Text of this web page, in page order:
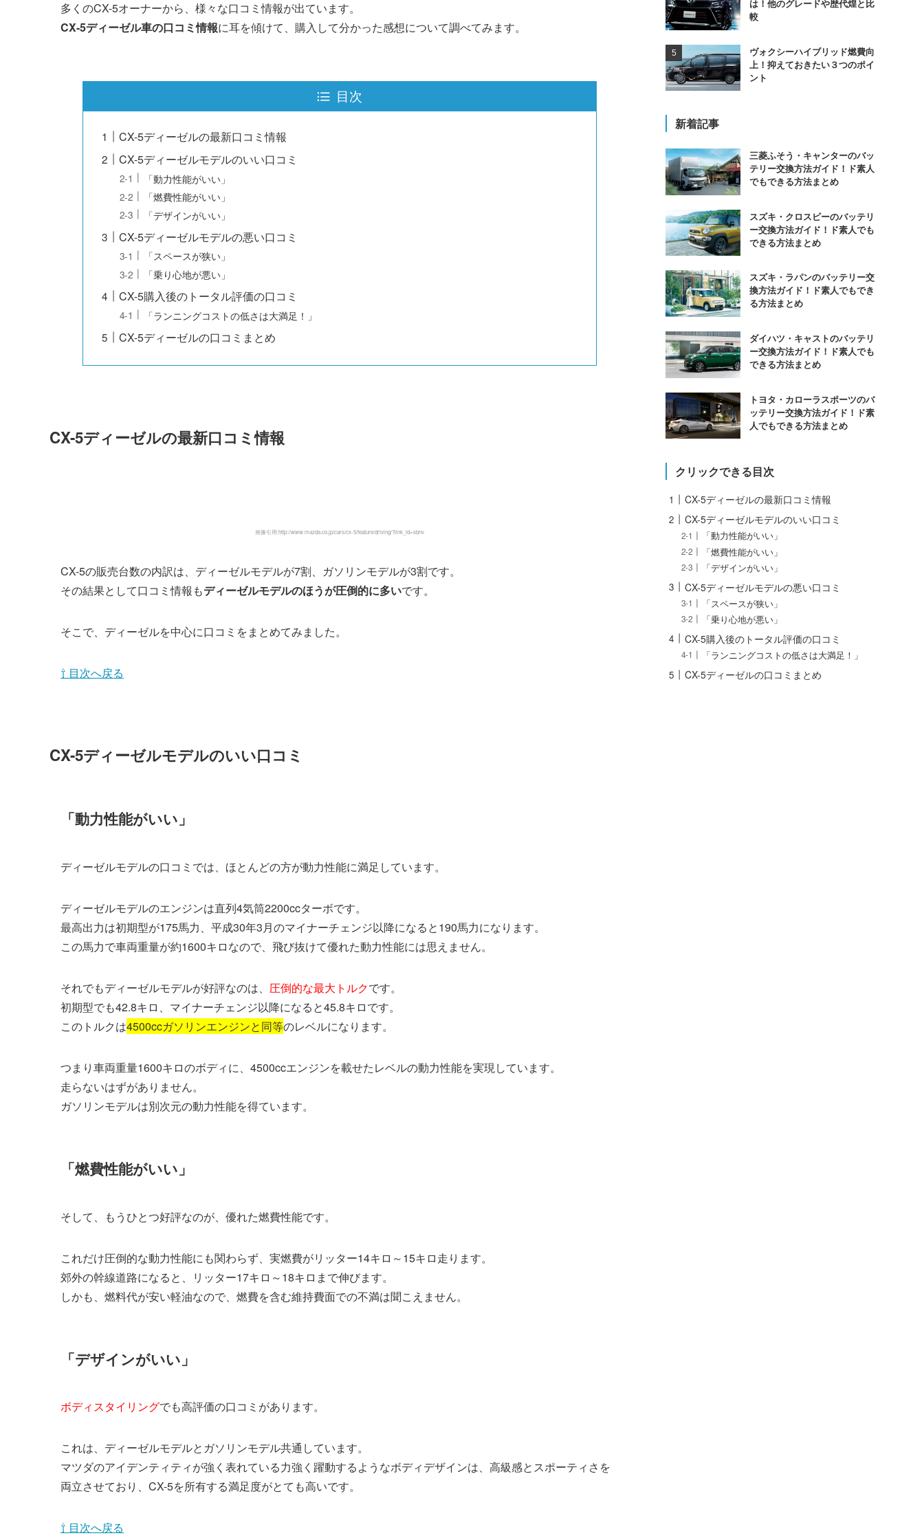
多くのCX-5オーナーから、様々な口コミ情報が出ています。
CX-5ディーゼル車の口コミ情報に耳を傾けて、購入して分かった感想について調べてみます。
目次
CX-5ディーゼルの最新口コミ情報
CX-5ディーゼルモデルのいい口コミ
「動力性能がいい」
「燃費性能がいい」
「デザインがいい」
CX-5ディーゼルモデルの悪い口コミ
「スペースが狭い」
「乗り心地が悪い」
CX-5購入後のトータル評価の口コミ
「ランニングコストの低さは大満足！」
CX-5ディーゼルの口コミまとめ
CX-5ディーゼルの最新口コミ情報
画像引用:http://www.mazda.co.jp/cars/cx-5/feature/driving/?link_id=sbnv
CX-5の販売台数の内訳は、ディーゼルモデルが7割、ガソリンモデルが3割です。
その結果として口コミ情報もディーゼルモデルのほうが圧倒的に多いです。
そこで、ディーゼルを中心に口コミをまとめてみました。
⇧ 目次へ戻る
CX-5ディーゼルモデルのいい口コミ
「動力性能がいい」
ディーゼルモデルの口コミでは、ほとんどの方が動力性能に満足しています。
ディーゼルモデルのエンジンは直列4気筒2200ccターボです。
最高出力は初期型が175馬力、平成30年3月のマイナーチェンジ以降になると190馬力になります。
この馬力で車両重量が約1600キロなので、飛び抜けて優れた動力性能には思えません。
それでもディーゼルモデルが好評なのは、 圧倒的な最大トルクです。
初期型でも42.8キロ、マイナーチェンジ以降になると45.8キロです。
このトルクは4500ccガソリンエンジンと同等のレベルになります。
つまり車両重量1600キロのボディに、4500ccエンジンを載せたレベルの動力性能を実現しています。
走らないはずがありません。
ガソリンモデルは別次元の動力性能を得ています。
「燃費性能がいい」
そして、もうひとつ好評なのが、優れた燃費性能です。
これだけ圧倒的な動力性能にも関わらず、実燃費がリッター14キロ～15キロ走ります。
郊外の幹線道路になると、リッター17キロ～18キロまで伸びます。
しかも、燃料代が安い軽油なので、燃費を含む維持費面での不満は聞こえません。
「デザインがいい」
ボディスタイリングでも高評価の口コミがあります。
これは、ディーゼルモデルとガソリンモデル共通しています。
マツダのアイデンティティが強く表れている力強く躍動するようなボディデザインは、高級感とスポーティさを
両立させており、CX-5を所有する満足度がとても高いです。
⇧ 目次へ戻る
は！他のグレードや歴代煌と比
較
ヴォクシーハイブリッド燃費向
上！抑えておきたい３つのポイ
ント
新着記事
三菱ふそう・キャンターのバッ
テリー交換方法ガイド！ド素人
でもできる方法まとめ
スズキ・クロスビーのバッテリ
ー交換方法ガイド！ド素人でも
できる方法まとめ
スズキ・ラパンのバッテリー交
換方法ガイド！ド素人でもでき
る方法まとめ
ダイハツ・キャストのバッテリ
ー交換方法ガイド！ド素人でも
できる方法まとめ
トヨタ・カローラスポーツのバ
ッテリー交換方法ガイド！ド素
人でもできる方法まとめ
クリックできる目次
CX-5ディーゼルの最新口コミ情報
CX-5ディーゼルモデルのいい口コミ
「動力性能がいい」
「燃費性能がいい」
「デザインがいい」
CX-5ディーゼルモデルの悪い口コミ
「スペースが狭い」
「乗り心地が悪い」
CX-5購入後のトータル評価の口コミ
「ランニングコストの低さは大満足！」
CX-5ディーゼルの口コミまとめ